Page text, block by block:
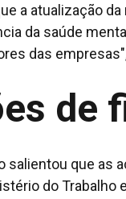
a atualização
da saúde
das
de
salientou que as
do